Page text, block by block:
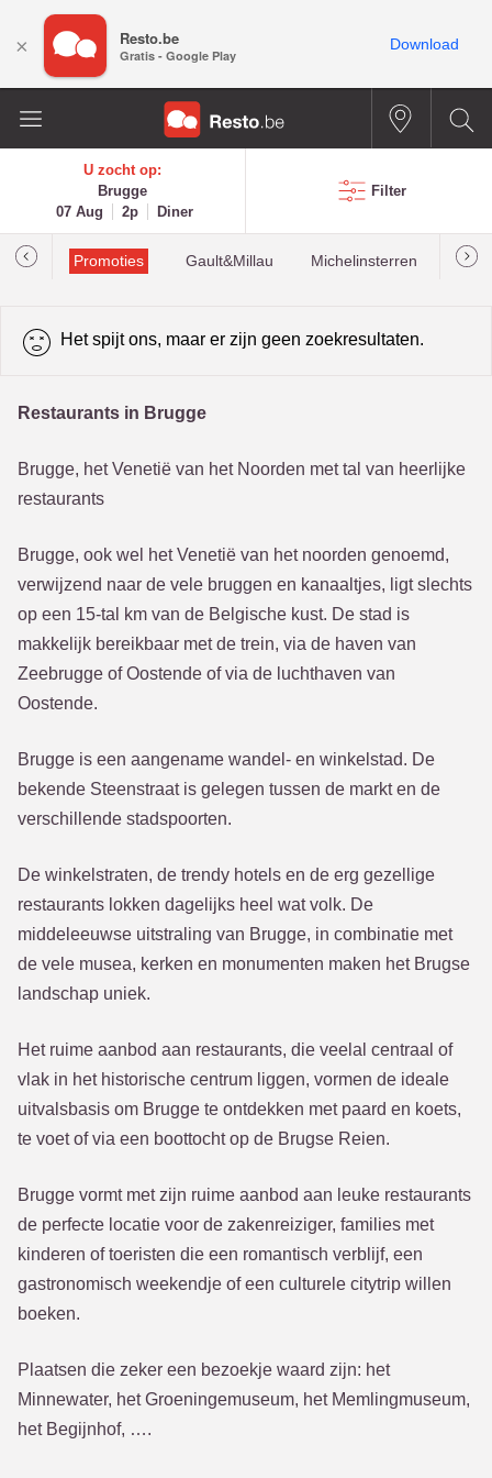
U zocht op:
Brugge
07 Aug
2p Diner
Filter
Promoties Gault&Millau Michelinsterren
Het spijt ons, maar er zijn geen zoekresultaten.
Restaurants in Brugge
Brugge, het Venetië van het Noorden met tal van heerlijke
restaurants
Brugge, ook wel het Venetië van het noorden genoemd,
verwijzend naar de vele bruggen en kanaaltjes, ligt slechts
op een 15-tal km van de Belgische kust. De stad is
makkelijk bereikbaar met de trein, via de haven van
Zeebrugge of Oostende of via de luchthaven van
Oostende.
Brugge is een aangename wandel- en winkelstad. De
bekende Steenstraat is gelegen tussen de markt en de
verschillende stadspoorten.
De winkelstraten, de trendy hotels en de erg gezellige
restaurants lokken dagelijks heel wat volk. De
middeleeuwse uitstraling van Brugge, in combinatie met
de vele musea, kerken en monumenten maken het Brugse
landschap uniek.
Het ruime aanbod aan restaurants, die veelal centraal of
vlak in het historische centrum liggen, vormen de ideale
uitvalsbasis om Brugge te ontdekken met paard en koets,
te voet of via een boottocht op de Brugse Reien.
Brugge vormt met zijn ruime aanbod aan leuke restaurants
de perfecte locatie voor de zakenreiziger, families met
kinderen of toeristen die een romantisch verblijf, een
gastronomisch weekendje of een culturele citytrip willen
boeken.
Plaatsen die zeker een bezoekje waard zijn: het
Minnewater, het Groeningemuseum, het Memlingmuseum,
het Begijnhof, ….
× Resto.be
Gratis - Google Play
Download